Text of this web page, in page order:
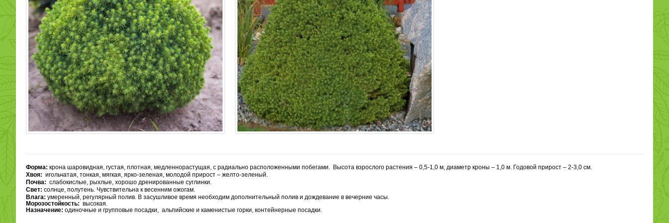
Форма: крона шаровидная, густая, плотная, медленнорастущая, с радиально расположенными побегами. Высота взрослого растения – 0,5-1,0 м, диаметр кроны – 1,0 м. Годовой прирост – 2-3,0 см.
Хвоя: игольчатая, тонкая, мягкая, ярко-зеленая, молодой прирост – желто-зеленый.
Почва: слабокислые, рыхлые, хорошо дренированные суглинки.
Свет: солнце, полутень. Чувствительна к весенним ожогам.
Влага: умеренный, регулярный полив. В засушливое время необходим дополнительный полив и дождевание в вечерние часы.
Морозостойкость: высокая.
Назначение: одиночные и групповые посадки, альпийские и каменистые горки, контейнерные посадки.